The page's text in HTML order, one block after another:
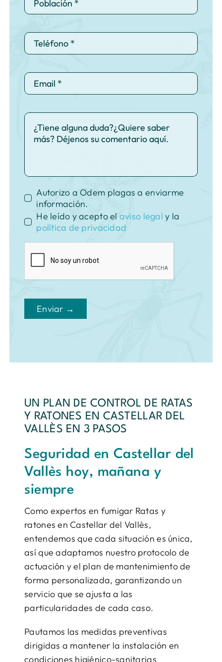
Autorizo a Odem plagas a enviarme
información.
He leído y acepto el aviso legal y la
política de privacidad
Enviar →
UN PLAN DE CONTROL DE RATAS
Y RATONES EN CASTELLAR DEL
VALLÈS EN 3 PASOS
Seguridad en Castellar del
Vallès hoy, mañana y
siempre
Como expertos en fumigar Ratas y
ratones en Castellar del Vallès,
entendemos que cada situación es única,
así que adaptamos nuestro protocolo de
actuación y el plan de mantenimiento de
forma personalizada, garantizando un
servicio que se ajusta a las
particularidades de cada caso.
Pautamos las medidas preventivas
dirigidas a mantener la instalación en
condiciones higiénico-sanitarias